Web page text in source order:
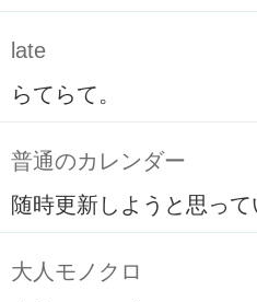
late
らてらて。
普通のカレンダー
随時更新しようと思って
大人モノクロ